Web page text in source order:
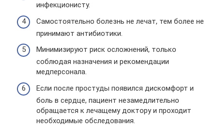
инфекционисту.
Самостоятельно болезнь не лечат, тем более не
принимают антибиотики.
Минимизируют риск осложнений, только
соблюдая назначения и рекомендации
медперсонала.
Если после простуды появился дискомфорт и
боль в сердце, пациент незамедлительно
обращается к лечащему доктору и проходит
необходимые обследования.